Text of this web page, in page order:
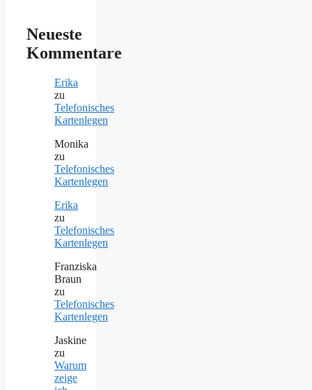
Neueste
Kommentare
Erika
zu
Telefonisches
Kartenlegen
Monika
zu
Telefonisches
Kartenlegen
Erika
zu
Telefonisches
Kartenlegen
Franziska
Braun
zu
Telefonisches
Kartenlegen
Jaskine
zu
Warum
zeige